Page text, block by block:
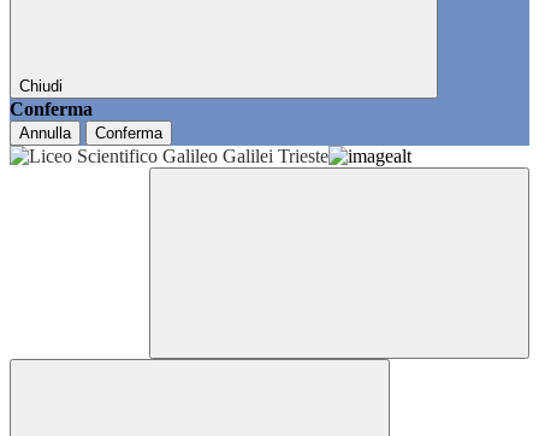
Chiudi
Conferma
Annulla Conferma